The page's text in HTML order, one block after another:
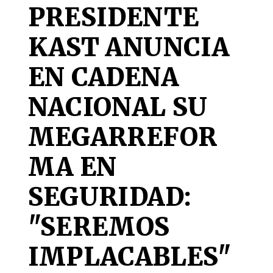
PRESIDENTE
KAST ANUNCIA
EN CADENA
NACIONAL SU
MEGARREFOR
MA EN
SEGURIDAD:
"SEREMOS
IMPLACABLES"